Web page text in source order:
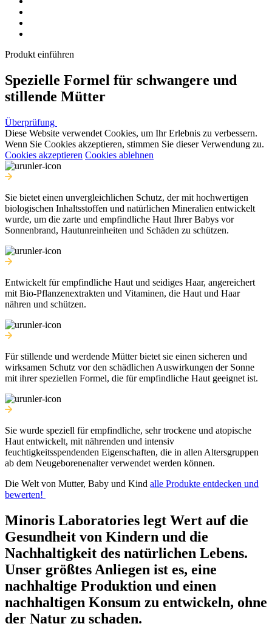
Produkt einführen
Spezielle Formel für schwangere und
stillende Mütter
Überprüfung
Diese Website verwendet Cookies, um Ihr Erlebnis zu verbessern.
Wenn Sie Cookies akzeptieren, stimmen Sie dieser Verwendung zu.
Cookies akzeptieren Cookies ablehnen
Sie bietet einen unvergleichlichen Schutz, der mit hochwertigen
biologischen Inhaltsstoffen und natürlichen Mineralien entwickelt
wurde, um die zarte und empfindliche Haut Ihrer Babys vor
Sonnenbrand, Hautunreinheiten und Schäden zu schützen.
Entwickelt für empfindliche Haut und seidiges Haar, angereichert
mit Bio-Pflanzenextrakten und Vitaminen, die Haut und Haar
nähren und schützen.
Für stillende und werdende Mütter bietet sie einen sicheren und
wirksamen Schutz vor den schädlichen Auswirkungen der Sonne
mit ihrer speziellen Formel, die für empfindliche Haut geeignet ist.
Sie wurde speziell für empfindliche, sehr trockene und atopische
Haut entwickelt, mit nährenden und intensiv
feuchtigkeitsspendenden Eigenschaften, die in allen Altersgruppen
ab dem Neugeborenenalter verwendet werden können.
Die Welt von Mutter, Baby und Kind alle Produkte entdecken und
bewerten!
Minoris Laboratories legt Wert auf die
Gesundheit von Kindern und die
Nachhaltigkeit des natürlichen Lebens.
Unser größtes Anliegen ist es, eine
nachhaltige Produktion und einen
nachhaltigen Konsum zu entwickeln, ohne
der Natur zu schaden.